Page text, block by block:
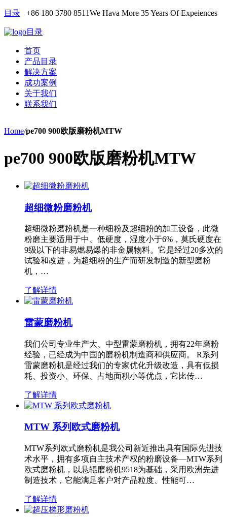
目录 +86 180 3780 8511We Hava More 35 Years Of Expeiences
目录
首页
产品目录
解决方案
成功案例
关于我们
联系我们
Home/pe700 900欧版磨粉机MTW
pe700 900欧版磨粉机MTW
超细微粉磨粉机
超细微粉磨粉机是一种细粉及超细粉的加工设备，此微
粉磨主要适用于中、低硬度，湿度小于6%，莫氏硬度在
9级以下的非易燃易爆的非金属物料。它是经过20多次的
试验和改进，为超细粉的生产而研发制造的新型磨粉
机，…
了解详情
雷蒙磨粉机
我们公司专业生产大、中型雷蒙磨粉机，拥有22年磨粉
经验，已经成为中国的磨粉机制造商和供应商。 R系列
雷蒙磨粉机是经过我们的专家优化升级改造，具有低损
耗、投资小、环保、占地面积小等优点，它比传…
了解详情
MTW 系列欧式磨粉机
MTW系列欧式磨粉机是我公司新近推出具有国际先进技
术水平，拥有多项自主技术产权的粉磨设备—MTW系列
欧式磨粉机，以悬辊磨粉机9518为基础，采用欧洲先进
制造技术，它能满足客户对产品粒度、性能可…
了解详情